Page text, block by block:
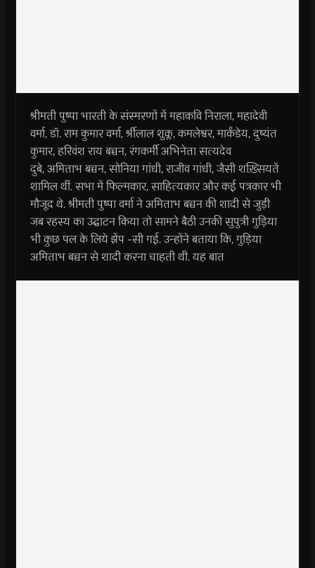
श्रीमती पुष्पा भारती के संस्मरणों में महाकवि निराला, महादेवी
वर्मा, डॉ. राम कुमार वर्मा, र्श्रीलाल शुक्ल, कमलेश्वर, मार्कंडेय, दुष्यंत
कुमार, हरिवंश राय बच्चन, रंगकर्मी अभिनेता सत्यदेव
दुबे, अमिताभ बच्चन, सोनिया गांधी, राजीव गांधी, जैसी शख़्सियतें
शामिल थीं. सभा में फिल्मकार, साहित्यकार और कई पत्रकार भी
मौजूद थे. श्रीमती पुष्पा वर्मा ने अमिताभ बच्चन की शादी से जुड़ी
जब रहस्य का उद्घाटन किया तो सामने बैठी उनकी सुपुत्री गुड़िया
भी कुछ पल के लिये झेंप -सी गई. उन्होंने बताया कि, गुड़िया
अमिताभ बच्चन से शादी करना चाहती थी. यह बात